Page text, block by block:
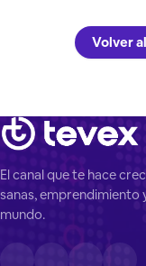
Volver
El canal que te hace
sanas, emprendimiento
mundo.